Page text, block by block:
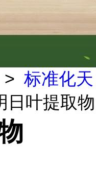
> 标准化天
日叶提取物